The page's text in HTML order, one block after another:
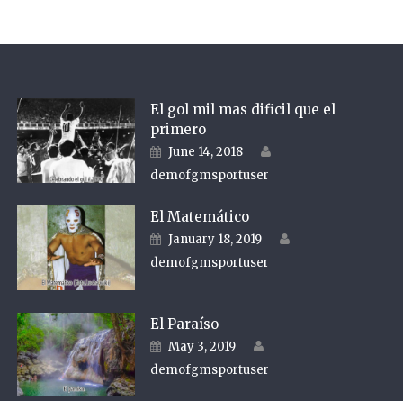
El gol mil mas dificil que el
primero
Posted on
June 14, 2018
demofgmsportuser
El Matemático
Posted on
January 18, 2019
demofgmsportuser
El Paraíso
Posted on
May 3, 2019
demofgmsportuser